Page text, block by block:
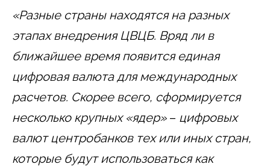
«Разные страны находятся на разных
этапах внедрения ЦВЦБ. Вряд ли в
ближайшее время появится единая
цифровая валюта для международных
расчетов. Скорее всего, сформируется
несколько крупных «ядер» – цифровых
валют центробанков тех или иных стран,
которые будут использоваться как